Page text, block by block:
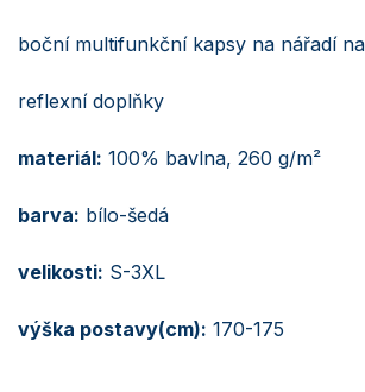
boční multifunkční kapsy na nářadí
reflexní doplňky
materiál: 100% bavlna, 260 g/m²
barva: bílo-šedá
velikosti: S-3XL
výška postavy(cm): 170-175